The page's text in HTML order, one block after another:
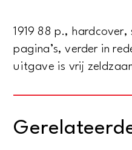
1919 88 p., hardcover,
pagina’s, verder in
uitgave is vrij